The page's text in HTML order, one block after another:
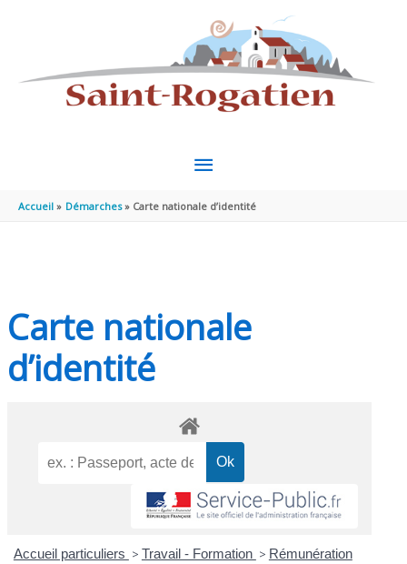
MENU
PRINCIPAL
Accueil Démarches Carte nationale d’identité
Carte nationale
d’identité
Accueil particuliers > Travail - Formation > Rémunération